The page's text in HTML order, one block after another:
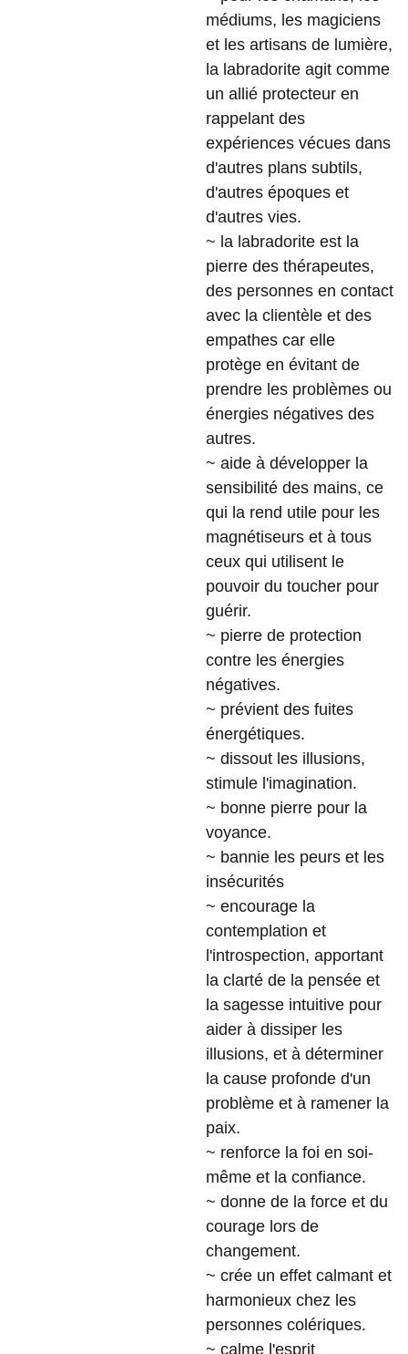
médiums, les magiciens
et les artisans de lumière,
la labradorite agit comme
un allié protecteur en
rappelant des
expériences vécues dans
d'autres plans subtils,
d'autres époques et
d'autres vies.
~ la labradorite est la
pierre des thérapeutes,
des personnes en contact
avec la clientèle et des
empathes car elle
protège en évitant de
prendre les problèmes ou
énergies négatives des
autres.
~ aide à développer la
sensibilité des mains, ce
qui la rend utile pour les
magnétiseurs et à tous
ceux qui utilisent le
pouvoir du toucher pour
guérir.
~ pierre de protection
contre les énergies
négatives.
~ prévient des fuites
énergétiques.
~ dissout les illusions,
stimule l'imagination.
~ bonne pierre pour la
voyance.
~ bannie les peurs et les
insécurités
~ encourage la
contemplation et
l'introspection, apportant
la clarté de la pensée et
la sagesse intuitive pour
aider à dissiper les
illusions, et à déterminer
la cause profonde d'un
problème et à ramener la
paix.
~ renforce la foi en soi-
même et la confiance.
~ donne de la force et du
courage lors de
changement.
~ crée un effet calmant et
harmonieux chez les
personnes colériques.
~ calme l'esprit